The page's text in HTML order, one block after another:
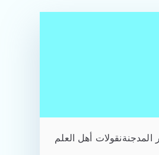
المدجنةنقولات أهل العلم